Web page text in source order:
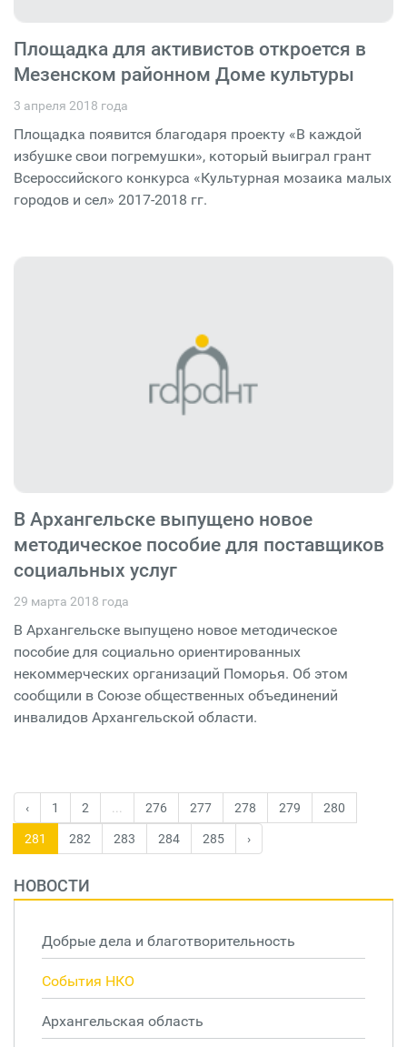
Площадка для активистов откроется в
Мезенском районном Доме культуры
3 апреля 2018 года
Площадка появится благодаря проекту «В каждой
избушке свои погремушки», который выиграл грант
Всероссийского конкурса «Культурная мозаика малых
городов и сел» 2017-2018 гг.
В Архангельске выпущено новое
методическое пособие для поставщиков
социальных услуг
29 марта 2018 года
В Архангельске выпущено новое методическое
пособие для социально ориентированных
некоммерческих организаций Поморья. Об этом
сообщили в Союзе общественных объединений
инвалидов Архангельской области.
‹ 1 2 ... 276 277 278 279 280
281 282 283 284 285 ›
НОВОСТИ
Добрые дела и благотворительность
События НКО
Архангельская область